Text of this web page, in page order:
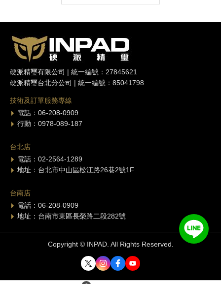
硬派精璽有限公司 | 統一編號：27845621
硬派精璽台北分公司 | 統一編號：85041798
技術及訂單服務專線
電話：06-208-0909
行動：0978-089-187
台北店
電話：02-2564-1289
地址：台北市中山區松江路26巷2號1F
台南店
電話：06-208-0909
地址：台南市東區長榮路二段282號
Copyright © INPAD. All Rights Reserved.